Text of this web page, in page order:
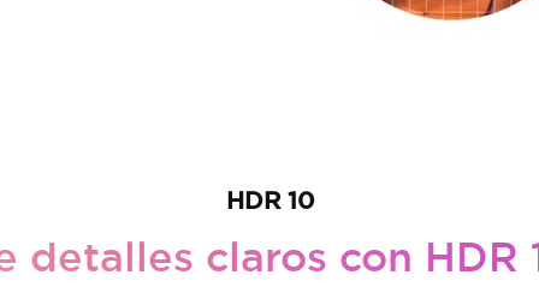
HDR 10
detalles claros con HDR